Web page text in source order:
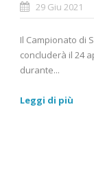
29 Giu 2021
Il Campionato di
concluderà il 24
durante...
Leggi di più